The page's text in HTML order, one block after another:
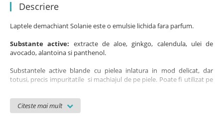
Descriere
Citeste mai mult
Laptele demachiant Solanie este o emulsie lichida fara parfum.
Substante active: extracte de aloe, ginkgo, calendula, ulei de
avocado, alantoina si panthenol.
Substantele active blande cu pielea inlatura in mod delicat, dar
totusi, precis impuritatile si machiajul de pe piele. Poate fi utilizat pe
pentru toate categoriile de varsta. Produsul nu este testat pe
animale, nu contine uleiuri minerale, parabeni, parfumuri, uleiuri din
silicon.